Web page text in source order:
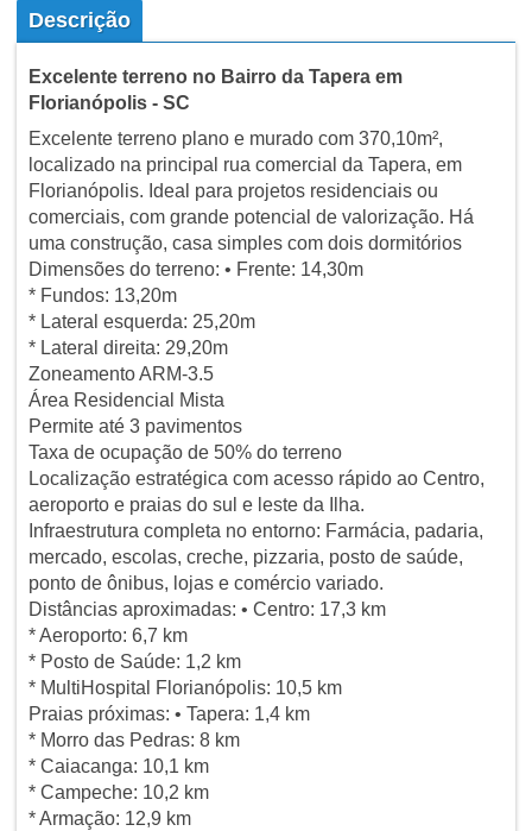
Descrição
Excelente terreno no Bairro da Tapera em
Florianópolis - SC
Excelente terreno plano e murado com 370,10m²,
localizado na principal rua comercial da Tapera, em
Florianópolis. Ideal para projetos residenciais ou
comerciais, com grande potencial de valorização. Há
uma construção, casa simples com dois dormitórios
Dimensões do terreno: • Frente: 14,30m
* Fundos: 13,20m
* Lateral esquerda: 25,20m
* Lateral direita: 29,20m
Zoneamento ARM-3.5
Área Residencial Mista
Permite até 3 pavimentos
Taxa de ocupação de 50% do terreno
Localização estratégica com acesso rápido ao Centro,
aeroporto e praias do sul e leste da Ilha.
Infraestrutura completa no entorno: Farmácia, padaria,
mercado, escolas, creche, pizzaria, posto de saúde,
ponto de ônibus, lojas e comércio variado.
Distâncias aproximadas: • Centro: 17,3 km
* Aeroporto: 6,7 km
* Posto de Saúde: 1,2 km
* MultiHospital Florianópolis: 10,5 km
Praias próximas: • Tapera: 1,4 km
* Morro das Pedras: 8 km
* Caiacanga: 10,1 km
* Campeche: 10,2 km
* Armação: 12,9 km